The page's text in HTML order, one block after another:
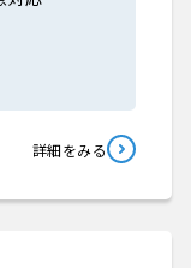
詳細をみる